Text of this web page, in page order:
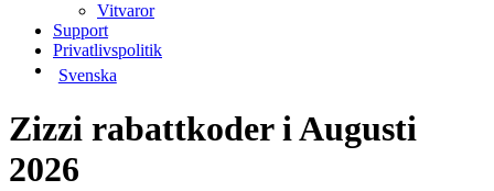
Vitvaror
Support
Privatlivspolitik
Svenska
Zizzi rabattkoder i Augusti
2026